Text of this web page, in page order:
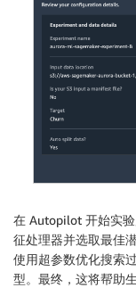
在 Autopilot 开始实
征处理器并选取最佳
使用超参数优化搜索
型。最终，这将帮助